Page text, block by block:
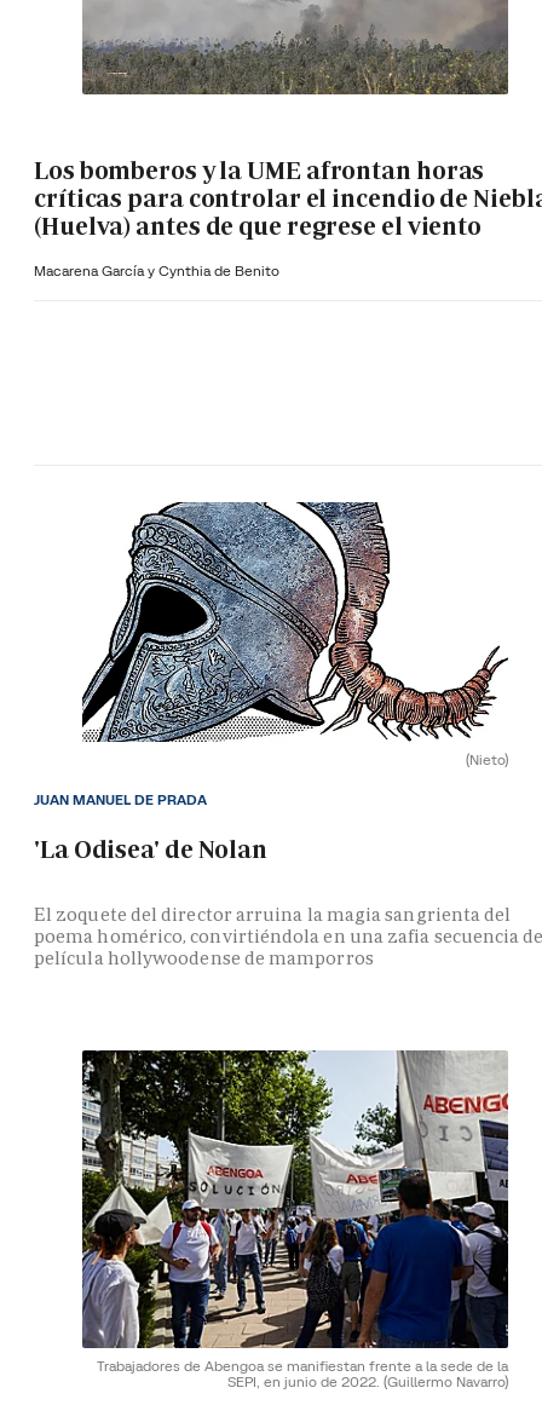
Los bomberos y la UME afrontan horas
críticas para controlar el incendio de
(Huelva) antes de que regrese el viento
Macarena García y Cynthia de Benito
(Nieto)
'La Odisea' de Nolan
El zoquete del director arruina la magia sangrienta del
poema homérico, convirtiéndola en una zafia secuencia
película hollywoodense de mamporros
JUAN MANUEL DE PRADA
Trabajadores de Abengoa se manifiestan frente a la sede de la
SEPI, en junio de 2022. (Guillermo Navarro)